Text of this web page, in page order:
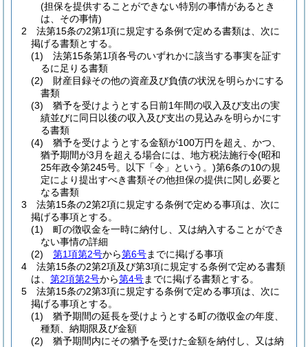
(担保を提供することができない特別の事情があるとき
は、その事情)
2
法第15条の2第1項に規定する条例で定める書類は、次に
掲げる書類とする。
(1)
法第15条第1項各号のいずれかに該当する事実を証す
るに足りる書類
(2)
財産目録その他の資産及び負債の状況を明らかにする
書類
(3)
猶予を受けようとする日前1年間の収入及び支出の実
績並びに同日以後の収入及び支出の見込みを明らかにす
る書類
(4)
猶予を受けようとする金額が100万円を超え、かつ、
猶予期間が3月を超える場合には、地方税法施行令(昭和
25年政令第245号。以下「令」という。)第6条の10の規
定により提出すべき書類その他担保の提供に関し必要と
なる書類
3
法第15条の2第2項に規定する条例で定める事項は、次に
掲げる事項とする。
(1)
町の徴収金を一時に納付し、又は納入することができ
ない事情の詳細
(2)
第1項第2号から第6号までに掲げる事項
4
法第15条の2第2項及び第3項に規定する条例で定める書類
は、 第2項第2号から第4号までに掲げる書類とする。
5
法第15条の2第3項に規定する条例で定める事項は、次に
掲げる事項とする。
(1)
猶予期間の延長を受けようとする町の徴収金の年度、
種類、納期限及び金額
(2)
猶予期間内にその猶予を受けた金額を納付し、又は納